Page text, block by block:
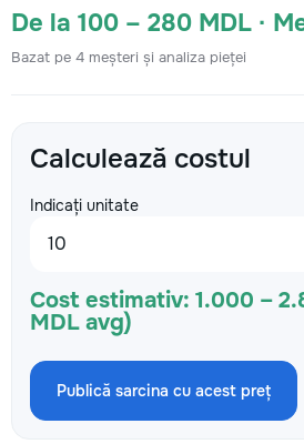
De la 100 – 280 MDL ·
Bazat pe 4 meșteri și analiza pieței
Calculează costul
Indicați unitate
Cost estimativ: 1.000 –
MDL avg)
Publică sarcina cu acest preț